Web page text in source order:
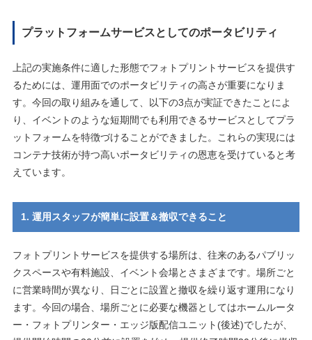
プラットフォームサービスとしてのポータビリティ
上記の実施条件に適した形態でフォトプリントサービスを提供す
るためには、運⽤⾯でのポータビリティの⾼さが重要になりま
す。今回の取り組みを通して、以下の3点が実証できたことによ
り、イベントのような短期間でも利⽤できるサービスとしてプラ
ットフォームを特徴づけることができました。これらの実現には
コンテナ技術が持つ⾼いポータビリティの恩恵を受けていると考
えています。
1. 運⽤スタッフが簡単に設置＆撤収できること
フォトプリントサービスを提供する場所は、往来のあるパブリッ
クスペースや有料施設、イベント会場とさまざまです。場所ごと
に営業時間が異なり、⽇ごとに設置と撤収を繰り返す運⽤になり
ます。今回の場合、場所ごとに必要な機器としてはホームルータ
ー・フォトプリンター・エッジ版配信ユニット(後述)でしたが、